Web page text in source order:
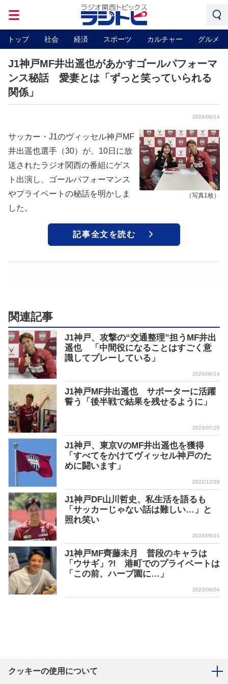
トップ 社会 経済 スポーツ カルチャー グルメ
J1神戸MF井出遥也があかすゴールパフォーマ
ンス秘話 愛妻とは「ずっと笑っていられる
関係」
2024/06/14
（写真1枚）
サッカー・J1のヴィッセル神戸MF
井出遥也選手（30）が、10日に放
送されたラジオ関西の番組にゲス
ト出演し、ゴールパフォーマンス
やプライベートの秘話を明かしま
した。
記事全文を読む
関連記事
J1神戸、攻撃の“交通整理”担うMF井出
遥也 「中間役になることはすごく意
識してプレーしている」
2024/06/14
J1神戸MF井出遥也 サポーターに活躍
誓う「後半戦で結果を残せるように」
2023/07/20
J1神戸、東京VのMF井出遥也を獲得
「すべてをかけてヴィッセル神戸のた
めに闘います」
2022/12/29
J1神戸DF山川哲史、私生活を語るも
「サッカーじゃない話は難しい…」と
照れ笑い
2023/05/21
J1神戸MF齊藤未月 普段のキャラは
「ウサギ」?! 港町でのプライベートは
「この前、ハーブ園に…」
2023/06/04
クッキーの使用について